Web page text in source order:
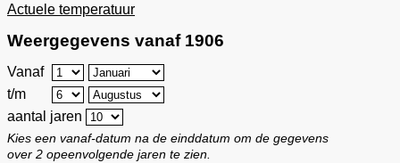
Actuele temperatuur
Weergegevens vanaf 1906
Vanaf
t/m
aantal jaren
Kies een vanaf-datum na de einddatum om de gegevens
over 2 opeenvolgende jaren te zien.